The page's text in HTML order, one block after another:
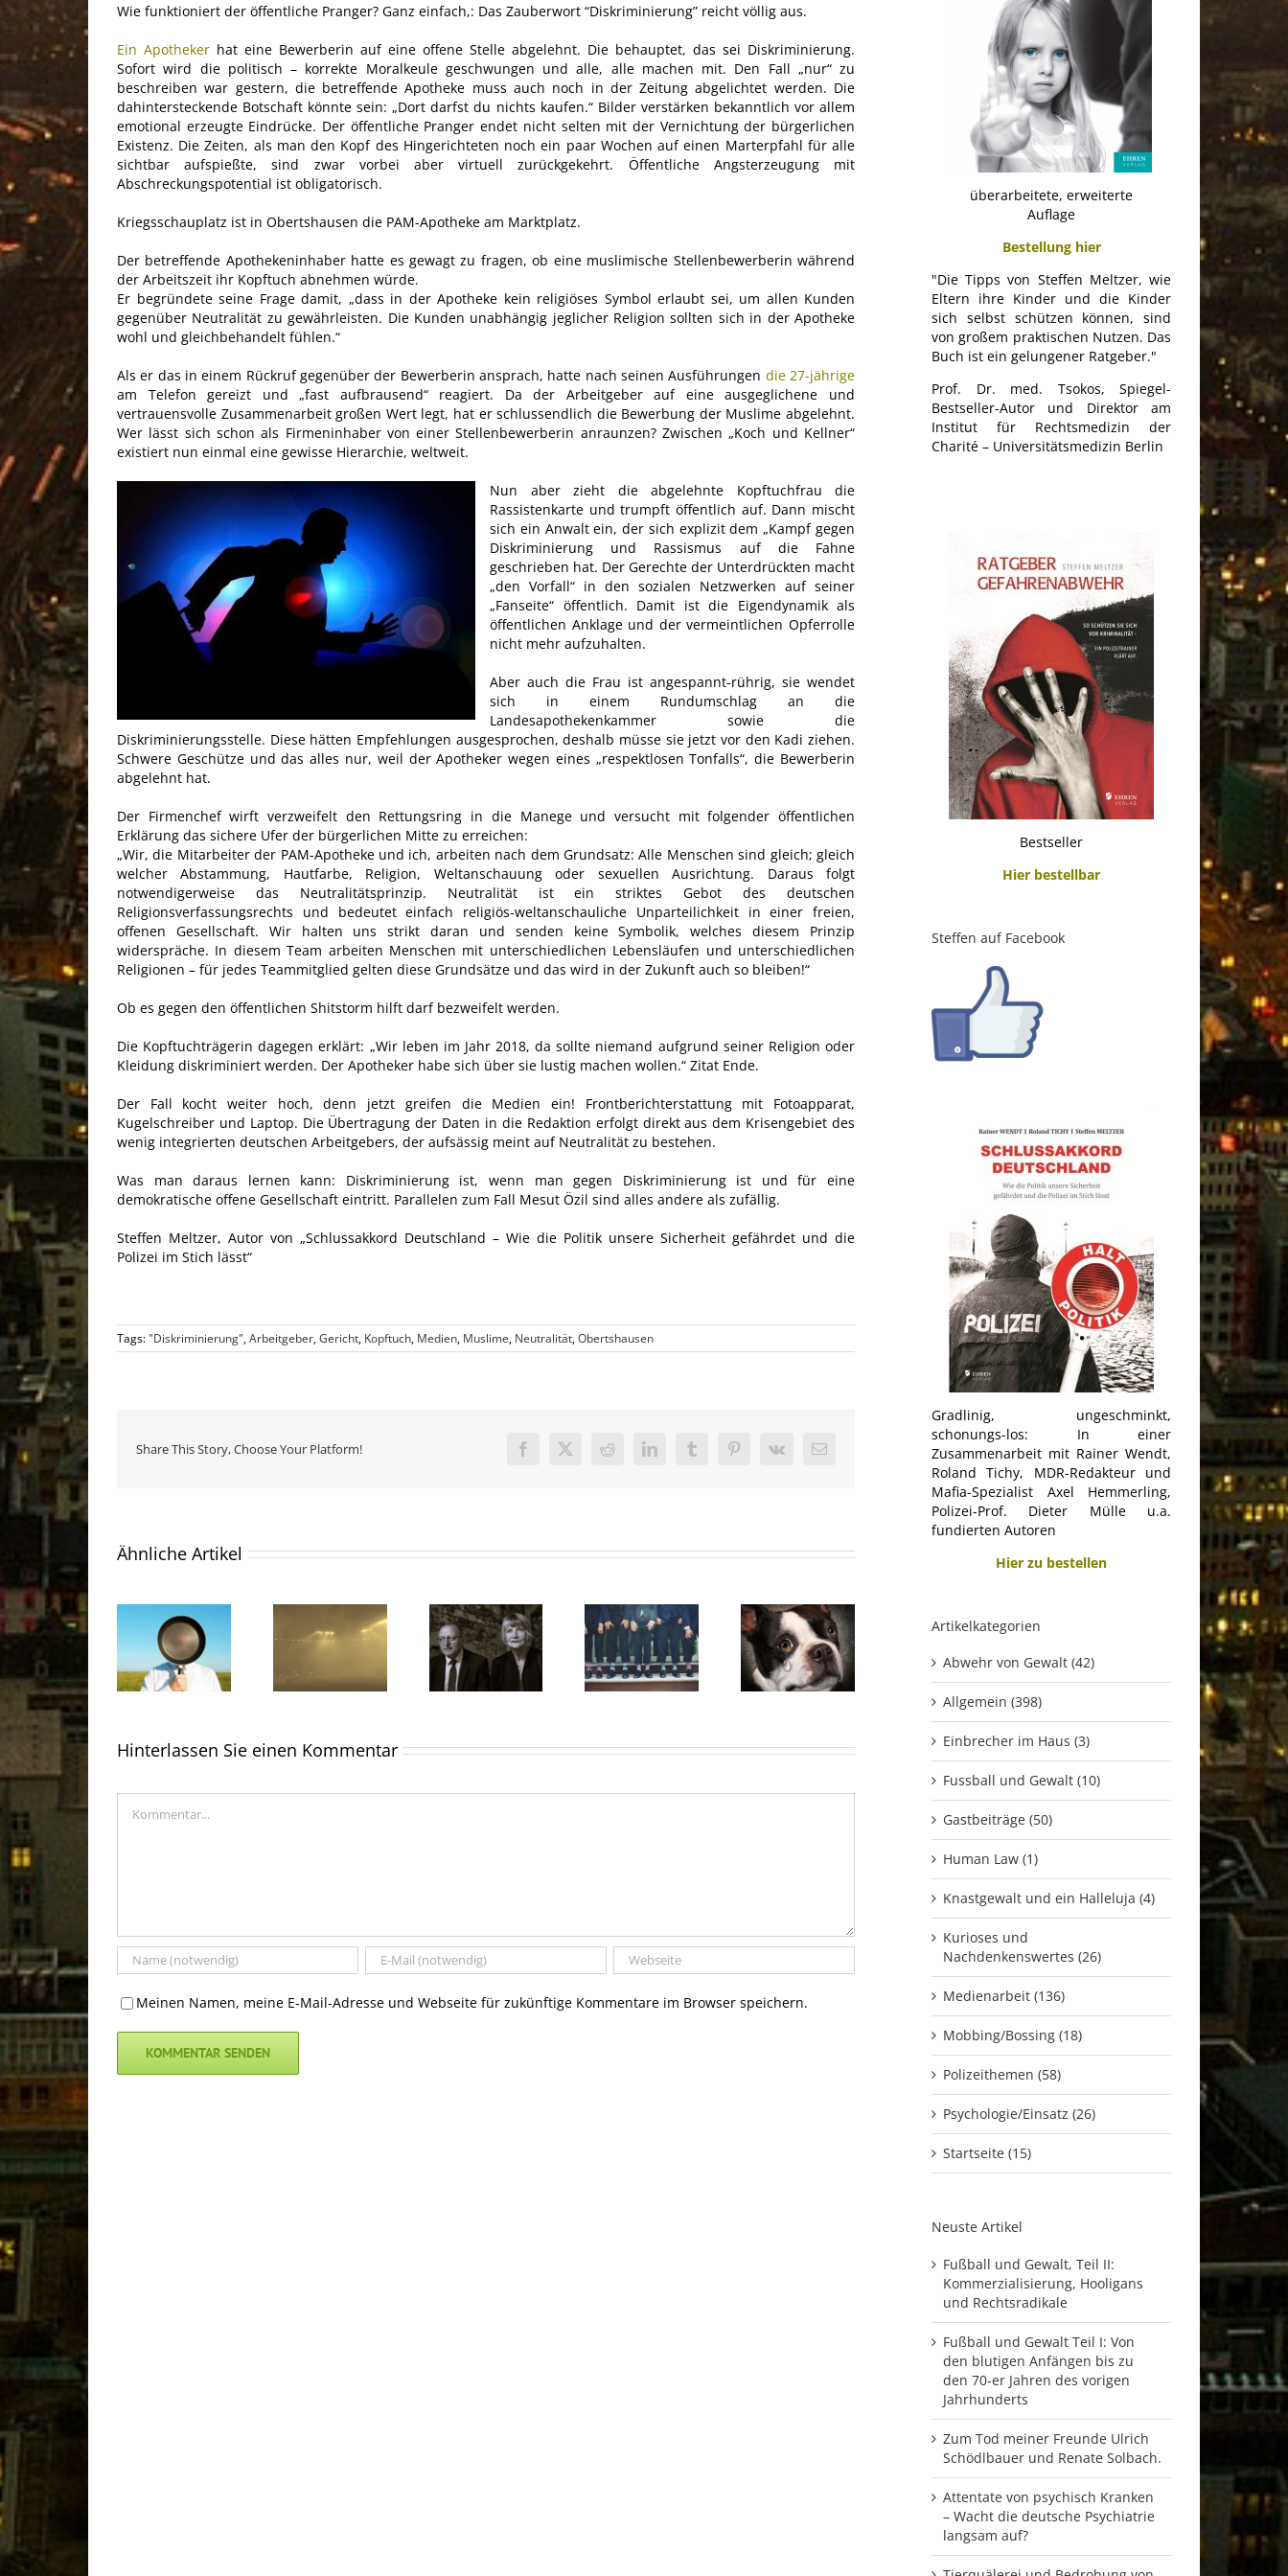
Wie funktioniert der öffentliche Pranger? Ganz einfach,: Das Zauberwort “Diskriminierung” reicht völlig aus.
Ein Apotheker hat eine Bewerberin auf eine offene Stelle abgelehnt. Die behauptet, das sei Diskriminierung.
Sofort wird die politisch – korrekte Moralkeule geschwungen und alle, alle machen mit. Den Fall „nur“ zu
beschreiben war gestern, die betreffende Apotheke muss auch noch in der Zeitung abgelichtet werden. Die
dahintersteckende Botschaft könnte sein: „Dort darfst du nichts kaufen.“ Bilder verstärken bekanntlich vor allem
emotional erzeugte Eindrücke. Der öffentliche Pranger endet nicht selten mit der Vernichtung der bürgerlichen
Existenz. Die Zeiten, als man den Kopf des Hingerichteten noch ein paar Wochen auf einen Marterpfahl für alle
sichtbar aufspießte, sind zwar vorbei aber virtuell zurückgekehrt. Öffentliche Angsterzeugung mit
Abschreckungspotential ist obligatorisch.
Kriegsschauplatz ist in Obertshausen die PAM-Apotheke am Marktplatz.
Der betreffende Apothekeninhaber hatte es gewagt zu fragen, ob eine muslimische Stellenbewerberin während
der Arbeitszeit ihr Kopftuch abnehmen würde.
Er begründete seine Frage damit, „dass in der Apotheke kein religiöses Symbol erlaubt sei, um allen Kunden
gegenüber Neutralität zu gewährleisten. Die Kunden unabhängig jeglicher Religion sollten sich in der Apotheke
wohl und gleichbehandelt fühlen.“
Als er das in einem Rückruf gegenüber der Bewerberin ansprach, hatte nach seinen Ausführungen die 27-jährige
am Telefon gereizt und „fast aufbrausend“ reagiert. Da der Arbeitgeber auf eine ausgeglichene und
vertrauensvolle Zusammenarbeit großen Wert legt, hat er schlussendlich die Bewerbung der Muslime abgelehnt.
Wer lässt sich schon als Firmeninhaber von einer Stellenbewerberin anraunzen? Zwischen „Koch und Kellner“
existiert nun einmal eine gewisse Hierarchie, weltweit.
Nun aber zieht die abgelehnte Kopftuchfrau die
Rassistenkarte und trumpft öffentlich auf. Dann mischt
sich ein Anwalt ein, der sich explizit dem „Kampf gegen
Diskriminierung und Rassismus auf die Fahne
geschrieben hat. Der Gerechte der Unterdrückten macht
„den Vorfall“ in den sozialen Netzwerken auf seiner
„Fanseite“ öffentlich. Damit ist die Eigendynamik als
öffentlichen Anklage und der vermeintlichen Opferrolle
nicht mehr aufzuhalten.
Aber auch die Frau ist angespannt-rührig, sie wendet
sich in einem Rundumschlag an die
Landesapothekenkammer sowie die
Diskriminierungsstelle. Diese hätten Empfehlungen ausgesprochen, deshalb müsse sie jetzt vor den Kadi ziehen.
Schwere Geschütze und das alles nur, weil der Apotheker wegen eines „respektlosen Tonfalls“, die Bewerberin
abgelehnt hat.
Der Firmenchef wirft verzweifelt den Rettungsring in die Manege und versucht mit folgender öffentlichen
Erklärung das sichere Ufer der bürgerlichen Mitte zu erreichen:
„Wir, die Mitarbeiter der PAM-Apotheke und ich, arbeiten nach dem Grundsatz: Alle Menschen sind gleich; gleich
welcher Abstammung, Hautfarbe, Religion, Weltanschauung oder sexuellen Ausrichtung. Daraus folgt
notwendigerweise das Neutralitätsprinzip. Neutralität ist ein striktes Gebot des deutschen
Religionsverfassungsrechts und bedeutet einfach religiös-weltanschauliche Unparteilichkeit in einer freien,
offenen Gesellschaft. Wir halten uns strikt daran und senden keine Symbolik, welches diesem Prinzip
widerspräche. In diesem Team arbeiten Menschen mit unterschiedlichen Lebensläufen und unterschiedlichen
Religionen – für jedes Teammitglied gelten diese Grundsätze und das wird in der Zukunft auch so bleiben!“
Ob es gegen den öffentlichen Shitstorm hilft darf bezweifelt werden.
Die Kopftuchträgerin dagegen erklärt: „Wir leben im Jahr 2018, da sollte niemand aufgrund seiner Religion oder
Kleidung diskriminiert werden. Der Apotheker habe sich über sie lustig machen wollen.“ Zitat Ende.
Der Fall kocht weiter hoch, denn jetzt greifen die Medien ein! Frontberichterstattung mit Fotoapparat,
Kugelschreiber und Laptop. Die Übertragung der Daten in die Redaktion erfolgt direkt aus dem Krisengebiet des
wenig integrierten deutschen Arbeitgebers, der aufsässig meint auf Neutralität zu bestehen.
Was man daraus lernen kann: Diskriminierung ist, wenn man gegen Diskriminierung ist und für eine
demokratische offene Gesellschaft eintritt. Parallelen zum Fall Mesut Özil sind alles andere als zufällig.
Steffen Meltzer, Autor von „Schlussakkord Deutschland – Wie die Politik unsere Sicherheit gefährdet und die
Polizei im Stich lässt“
Tags:"Diskriminierung",Arbeitgeber,Gericht, Kopftuch, Medien, Muslime, Neutralität,Obertshausen
Share This Story, Choose Your Platform! Facebook
X Reddit LinkedInTumblrPinterest
Vk
E-
Ähnliche Artikel
Hinterlassen Sie einen Kommentar
Meinen Namen, meine E-Mail-Adresse und Webseite für zukünftige Kommentare im Browser speichern.
überarbeitete, erweiterte
Auflage
Bestellung hier
"Die Tipps von Steffen Meltzer, wie
Eltern ihre Kinder und die Kinder
sich selbst schützen können, sind
von großem praktischen Nutzen. Das
Buch ist ein gelungener Ratgeber."
Prof. Dr. med. Tsokos, Spiegel-
Bestseller-Autor und Direktor am
Institut für Rechtsmedizin der
Charité – Universitätsmedizin Berlin
Bestseller
Hier bestellbar
Steffen auf Facebook
Gradlinig, ungeschminkt,
schonungs-los: In einer
Zusammenarbeit mit Rainer Wendt,
Roland Tichy, MDR-Redakteur und
Mafia-Spezialist Axel Hemmerling,
Polizei-Prof. Dieter Mülle u.a.
fundierten Autoren
Hier zu bestellen
Artikelkategorien
Abwehr von Gewalt (42)
Allgemein (398)
Einbrecher im Haus (3)
Fussball und Gewalt (10)
Gastbeiträge (50)
Human Law (1)
Knastgewalt und ein Halleluja (4)
Kurioses und
Nachdenkenswertes (26)
Medienarbeit (136)
Mobbing/Bossing (18)
Polizeithemen (58)
Psychologie/Einsatz (26)
Startseite (15)
Neuste Artikel
Fußball und Gewalt, Teil II:
Kommerzialisierung, Hooligans
und Rechtsradikale
Fußball und Gewalt Teil I: Von
den blutigen Anfängen bis zu
den 70-er Jahren des vorigen
Jahrhunderts
Zum Tod meiner Freunde Ulrich
Schödlbauer und Renate Solbach.
Attentate von psychisch Kranken
– Wacht die deutsche Psychiatrie
langsam auf?